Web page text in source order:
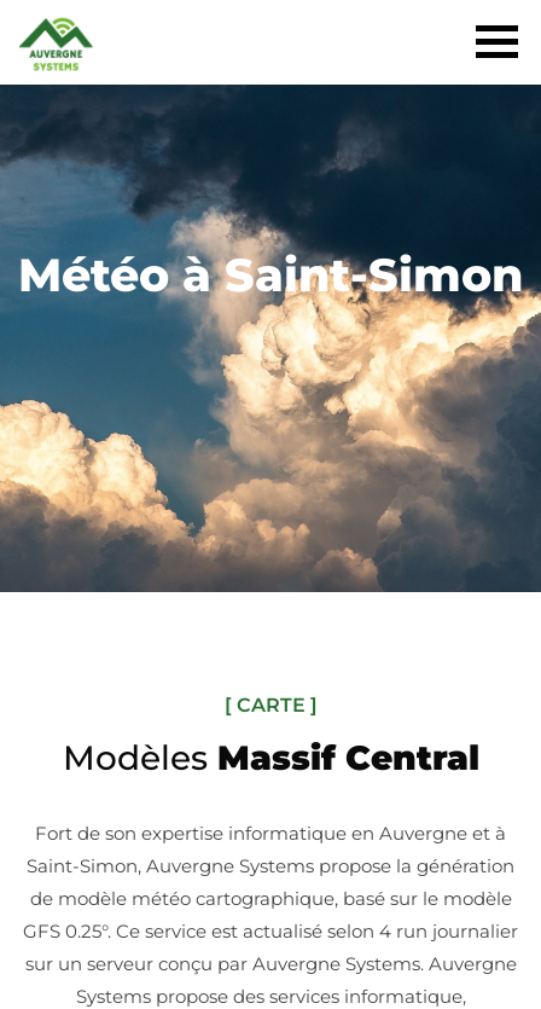
Météo à Saint-Simon
[ CARTE ]
Modèles Massif Central
Fort de son expertise informatique en Auvergne et à
Saint-Simon, Auvergne Systems propose la génération
de modèle météo cartographique, basé sur le modèle
GFS 0.25°. Ce service est actualisé selon 4 run journalier
sur un serveur conçu par Auvergne Systems. Auvergne
Systems propose des services informatique,